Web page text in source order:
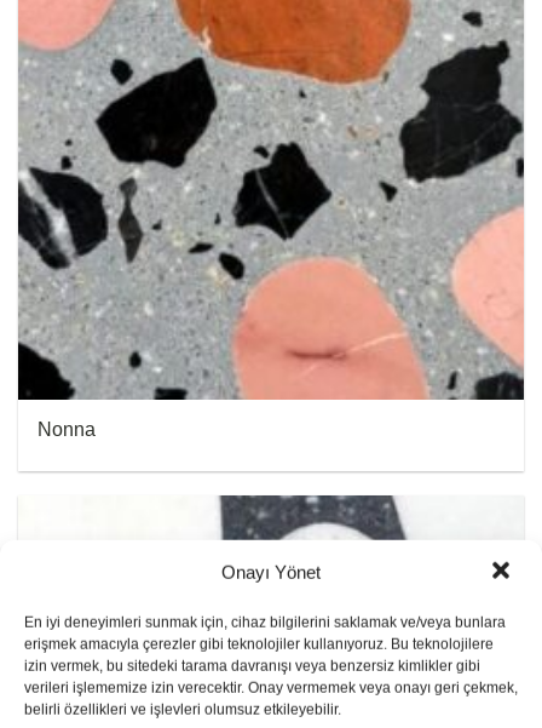
Onayı Yönet
En iyi deneyimleri sunmak için, cihaz bilgilerini saklamak ve/veya bunlara
erişmek amacıyla çerezler gibi teknolojiler kullanıyoruz. Bu teknolojilere
izin vermek, bu sitedeki tarama davranışı veya benzersiz kimlikler gibi
verileri işlememize izin verecektir. Onay vermemek veya onayı geri çekmek,
belirli özellikleri ve işlevleri olumsuz etkileyebilir.
Nonna